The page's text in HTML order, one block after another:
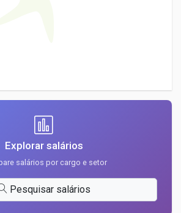
Explorar salários
salários por cargo e setor
Pesquisar salários